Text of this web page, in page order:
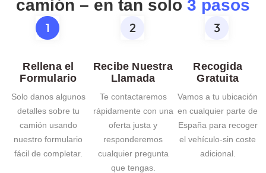
camión – en tan solo 3 pasos
Rellena el
Formulario
Solo danos algunos
detalles sobre tu
camión usando
nuestro formulario
fácil de completar.
Recibe Nuestra
Llamada
Te contactaremos
rápidamente con una
oferta justa y
responderemos
cualquier pregunta
que tengas.
Recogida
Gratuita
Vamos a tu ubicación
en cualquier parte de
España para recoger
el vehículo-sin coste
adicional.